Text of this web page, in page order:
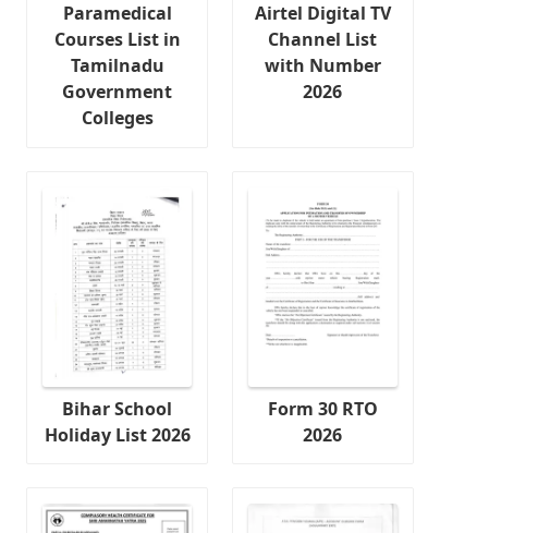
Paramedical
Courses List in
Tamilnadu
Government
Colleges
Airtel Digital TV
Channel List
with Number
2026
Bihar School
Holiday List 2026
Form 30 RTO
2026